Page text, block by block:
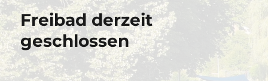
Freibad derzeit
geschlossen